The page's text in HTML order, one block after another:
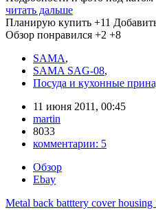
читать дальше
Планирую купить +11
Обзор понравился +2 +8
SAMA,
SAMA SAG-08,
Посуда и кухонные
11 июня 2011, 00:45
martin
8033
комментарии: 5
Обзор
Ebay
Metal back batttery cover